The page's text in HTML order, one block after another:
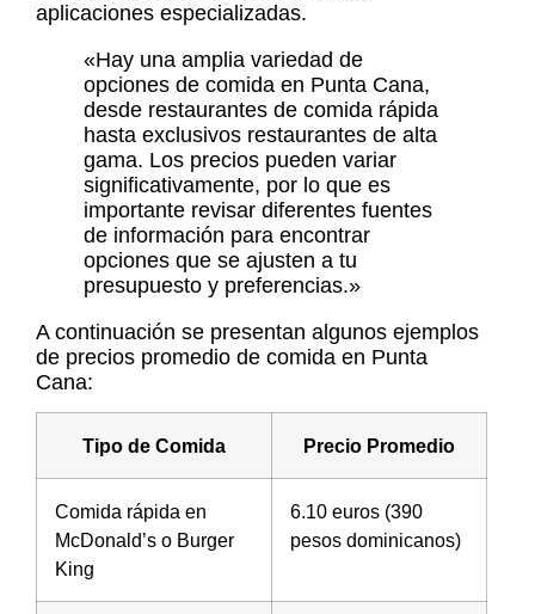
aplicaciones especializadas.
«Hay una amplia variedad de
opciones de comida en Punta Cana,
desde restaurantes de comida rápida
hasta exclusivos restaurantes de alta
gama. Los precios pueden variar
significativamente, por lo que es
importante revisar diferentes fuentes
de información para encontrar
opciones que se ajusten a tu
presupuesto y preferencias.»
A continuación se presentan algunos ejemplos
de precios promedio de comida en Punta
Cana:
Tipo de Comida Precio Promedio
Comida rápida en
McDonald’s o Burger
King
6.10 euros (390
pesos dominicanos)